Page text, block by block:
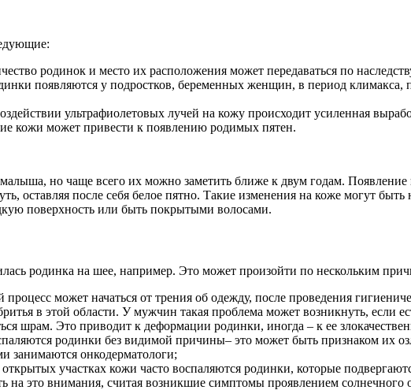
родинок и место их расположения может передаваться по
появляются у подростков, беременных женщин, в период климакса,
ультрафиолетовых лучей на кожу происходит усиленная
кожи может привести к появлению родимых пятен.
но чаще всего их можно заметить ближе к двум годам.
оставляя после себя белое пятно. Такие изменения на коже могут
поверхность или быть покрытыми волосами.
родинка на шее, например. Это может произойти по нескольким
может начаться от трения об одежду, после проведения
в этой области. У мужчин такая проблема может возникнуть, если
шрам. Это приводит к деформации родинки, иногда – к ее
родинки без видимой причины– это может быть признаком их
занимаются онкодерматологи;
участках кожи часто воспаляются родинки, которые
на это внимания, считая возникшие симптомы проявлением солнечного